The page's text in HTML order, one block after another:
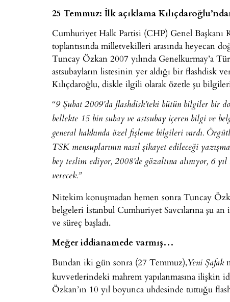
25 Temmuz: İlk açıklama
Cumhuriyet Halk Partisi (CHP) Genel Başkanı
toplantısında milletvekilleri arasında heyecan
Tuncay Özkan 2007 yılında Genelkurmay’a
astsubayların listesinin yer aldığı bir flashdisk
Kılıçdaroğlu, diskle ilgili olarak özetle şu
“9 Şubat 2009’da flashdisk’teki bütün bilgiler bir
bellekte 15 bin subay ve astsubay içeren bilgi ve
general hakkında özel fişleme bilgileri vardı.
TSK mensuplarının nasıl şikayet edileceği
bey teslim ediyor, 2008’de gözaltına alınıyor, 6
verecek.”
Nitekim konuşmadan hemen sonra Tuncay
belgeleri İstanbul Cumhuriyet Savcılarına şu
ve süreç başladı.
Meğer iddianamede varmış…
Bundan iki gün sonra (27 Temmuz),Yeni Şafak
kuvvetlerindeki mahrem yapılanmasına ilişkin
Özkan’ın 10 yıl boyunca uhdesinde tuttuğu